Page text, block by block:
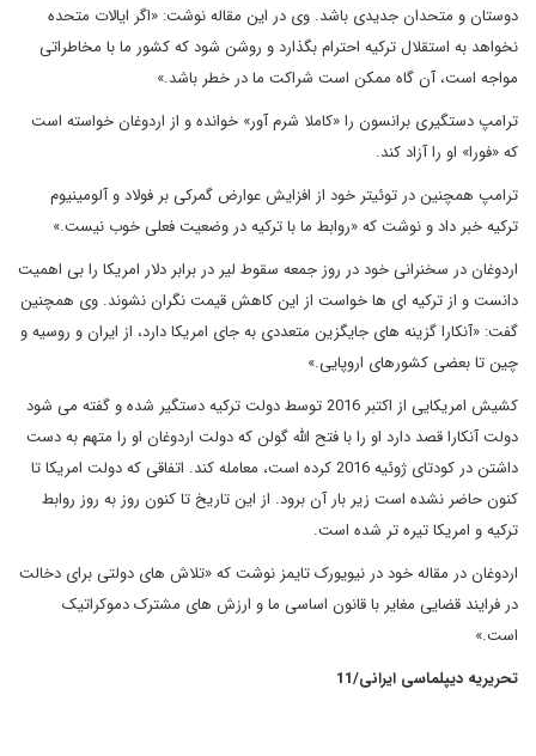
دوستان و متحدان جدیدی باشد. وی در این مقاله نوشت: «اگر ایالات متحده
نخواهد به استقلال ترکیه احترام بگذارد و روشن شود که کشور ما با مخاطراتی
مواجه است، آن گاه ممکن است شراکت ما در خطر باشد.»
ترامپ دستگیری برانسون را «کاملا شرم آور» خوانده و از اردوغان خواسته است
که «فورا» او را آزاد کند.
ترامپ همچنین در توئیتر خود از افزایش عوارض گمرکی بر فولاد و آلومینیوم
ترکیه خبر داد و نوشت که «روابط ما با ترکیه در وضعیت فعلی خوب نیست.»
اردوغان در سخنرانی خود در روز جمعه سقوط لیر در برابر دلار امریکا را بی اهمیت
دانست و از ترکیه ای ها خواست از این کاهش قیمت نگران نشوند. وی همچنین
گفت: «آنکارا گزینه های جایگزین متعددی به جای امریکا دارد، از ایران و روسیه و
چین تا بعضی کشورهای اروپایی.»
کشیش امریکایی از اکتبر 2016 توسط دولت ترکیه دستگیر شده و گفته می شود
دولت آنکارا قصد دارد او را با فتح الله گولن که دولت اردوغان او را متهم به دست
داشتن در کودتای ژوئیه 2016 کرده است، معامله کند. اتفاقی که دولت امریکا تا
کنون حاضر نشده است زیر بار آن برود. از این تاریخ تا کنون روز به روز روابط
ترکیه و امریکا تیره تر شده است.
اردوغان در مقاله خود در نیویورک تایمز نوشت که «تلاش های دولتی برای دخالت
در فرایند قضایی مغایر با قانون اساسی ما و ارزش های مشترک دموکراتیک
است.»
تحریریه دیپلماسی ایرانی/11